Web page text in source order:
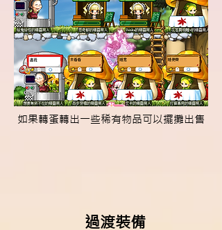
過渡裝備
如果轉蛋轉出一些稀有物品可以擺攤出售